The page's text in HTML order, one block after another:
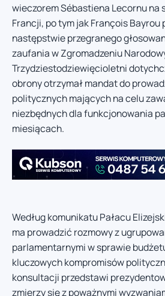
wieczorem Sébastiena Lecornu na
Francji, po tym jak François Bayrou
następstwie przegranego
zaufania w Zgromadzeniu
Trzydziestodziewięcioletni
obrony otrzymał mandat do
politycznych mających na celu
niezbędnych dla funkcjonowania
miesiącach.
Według komunikatu Pałacu
ma prowadzić rozmowy z
parlamentarnymi w sprawie
kluczowych kompromisów
konsultacji przedstawi
zmierzy się z poważnymi